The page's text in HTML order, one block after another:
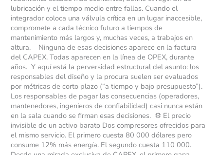
lubricación y el tiempo medio entre fallas. Cuando el
integrador coloca una válvula crítica en un lugar inaccesible,
compromete a cada técnico futuro a tiempos de
mantenimiento más largos y, muchas veces, a trabajos en
altura. Ninguna de esas decisiones aparece en la factura
del CAPEX. Todas aparecen en la línea de OPEX, durante
años. Y aquí está la perversidad estructural del asunto: los
responsables del diseño y la procura suelen ser evaluados
por métricas de corto plazo (“a tiempo y bajo presupuesto”).
Los responsables de pagar las consecuencias (operadores,
mantenedores, ingenieros de confiabilidad) casi nunca están
en la sala cuando se firman esas decisiones. ⚙️ El precio
invisible de un activo barato Dos compresores ofrecidos para
el mismo servicio. El primero cuesta 80 000 dólares pero
consume 12% más energía. El segundo cuesta 110 000.